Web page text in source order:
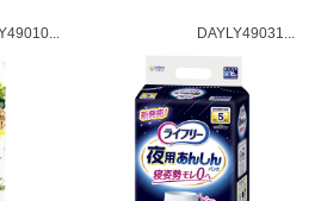
DAYLY49031...